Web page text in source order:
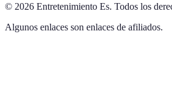
© 2026 Entretenimiento Es. Todos los
Algunos enlaces son enlaces de afiliados.